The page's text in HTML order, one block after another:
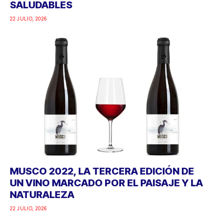
SALUDABLES
22 JULIO, 2026
MUSCO 2022, LA TERCERA EDICIÓN DE
UN VINO MARCADO POR EL PAISAJE Y LA
NATURALEZA
22 JULIO, 2026